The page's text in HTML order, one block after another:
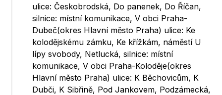
ulice: Českobrodská, Do panenek, Do Říčan,
silnice: místní komunikace, V obci Praha-
Dubeč(okres Hlavní město Praha) ulice: Ke
kolodějskému zámku, Ke křížkám, náměstí U
lípy svobody, Netlucká, silnice: místní
komunikace, V obci Praha-Koloděje(okres
Hlavní město Praha) ulice: K Běchovicům, K
Dubči, K Sibřině, Pod Jankovem, Podzámecká,